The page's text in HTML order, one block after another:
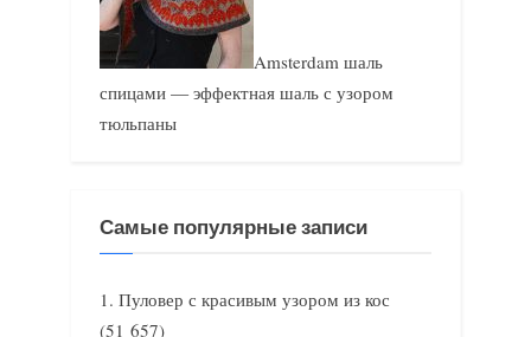
Amsterdam шаль
спицами — эффектная шаль с узором
тюльпаны
Самые популярные записи
Пуловер с красивым узором из кос
(51 657)